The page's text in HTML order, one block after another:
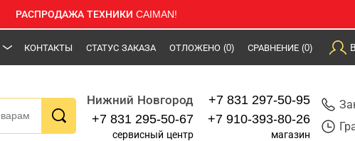
РАСПРОДАЖА ТЕХНИКИ CAIMAN!
КОНТАКТЫ СТАТУС ЗАКАЗА ОТЛОЖЕНО (0) СРАВНЕНИЕ (0)
Нижний Новгород
+7 831 295-50-67
сервисный центр
+7 831 297-50-95
+7 910-393-80-26
магазин